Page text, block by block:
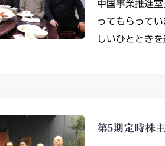
中国事業推進
ってもらって
しいひとときを
第5期定時株